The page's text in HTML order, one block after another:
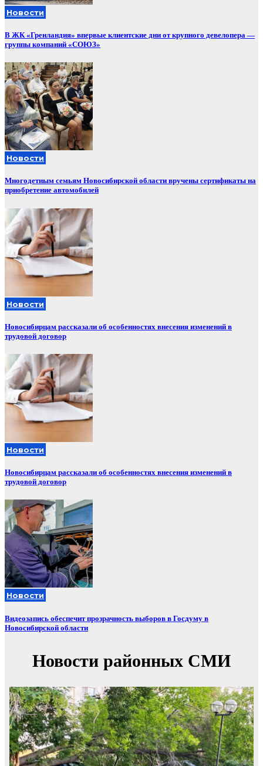
Новости
В ЖК «Гренландия» впервые клиентские дни от крупного девелопера —
группы компаний «СОЮЗ»
Новости
Многодетным семьям Новосибирской области вручены сертификаты на
приобретение автомобилей
Новости
Новосибирцам рассказали об особенностях внесения изменений в
трудовой договор
Новости
Новосибирцам рассказали об особенностях внесения изменений в
трудовой договор
Новости
Видеозапись обеспечит прозрачность выборов в Госдуму в
Новосибирской области